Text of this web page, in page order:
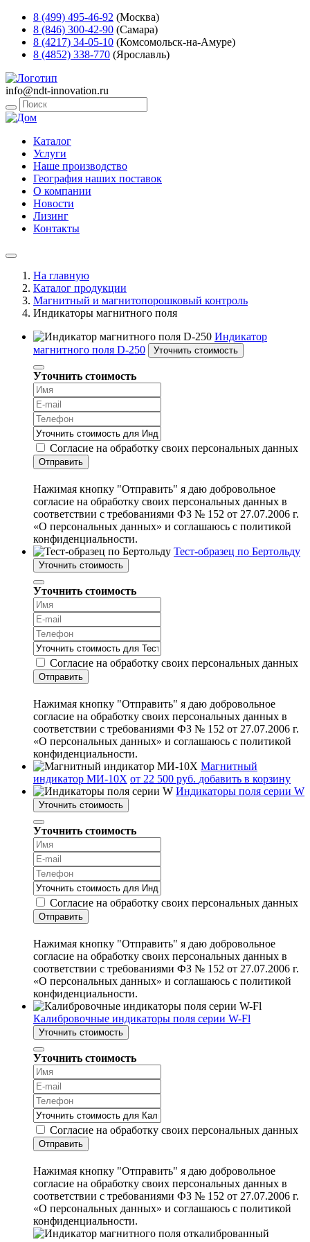
8 (499) 495-46-92 (Москва)
8 (846) 300-42-90 (Самара)
8 (4217) 34-05-10 (Комсомольск-на-Амуре)
8 (4852) 338-770 (Ярославль)
info@ndt-innovation.ru
Каталог
Услуги
Наше производство
География наших поставок
О компании
Новости
Лизинг
Контакты
На главную
Каталог продукции
Магнитный и магнитопорошковый контроль
Индикаторы магнитного поля
Индикатор
магнитного поля D-250
Уточнить стоимость
Уточнить стоимость
Согласие на обработку своих персональных данных
Отправить
Нажимая кнопку "Отправить" я даю добровольное
согласие на обработку своих персональных данных в
соответствии с требованиями ФЗ № 152 от 27.07.2006 г.
«О персональных данных» и соглашаюсь с политикой
конфиденциальности.
Тест-образец по Бертольду
Уточнить стоимость
Уточнить стоимость
Согласие на обработку своих персональных данных
Отправить
Нажимая кнопку "Отправить" я даю добровольное
согласие на обработку своих персональных данных в
соответствии с требованиями ФЗ № 152 от 27.07.2006 г.
«О персональных данных» и соглашаюсь с политикой
конфиденциальности.
Магнитный
индикатор МИ-10Х от 22 500 руб. добавить в корзину
Индикаторы поля серии W
Уточнить стоимость
Уточнить стоимость
Согласие на обработку своих персональных данных
Отправить
Нажимая кнопку "Отправить" я даю добровольное
согласие на обработку своих персональных данных в
соответствии с требованиями ФЗ № 152 от 27.07.2006 г.
«О персональных данных» и соглашаюсь с политикой
конфиденциальности.
Калибровочные индикаторы поля серии W-Fl
Уточнить стоимость
Уточнить стоимость
Согласие на обработку своих персональных данных
Отправить
Нажимая кнопку "Отправить" я даю добровольное
согласие на обработку своих персональных данных в
соответствии с требованиями ФЗ № 152 от 27.07.2006 г.
«О персональных данных» и соглашаюсь с политикой
конфиденциальности.